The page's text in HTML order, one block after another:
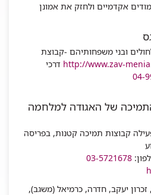
אקדמיים ולחזק את אמונן
ובני משפחותיהם -קבוצת
דרכי
04-
של האגודה למלחמה
קבוצות תמיכה קטנות, בפריסה
03-5721678
יעקב, חדרה, כרמיאל (משגב),